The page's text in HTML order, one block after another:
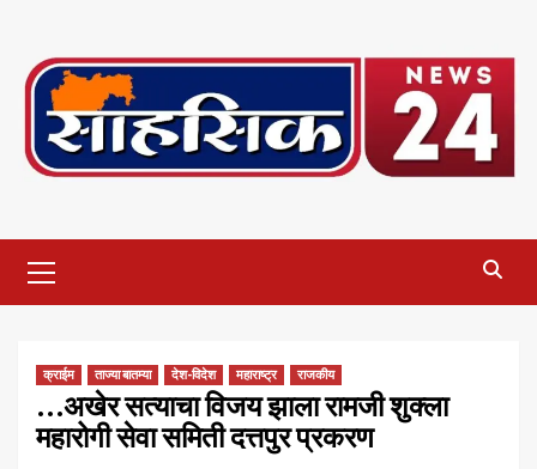
content
Menu
क्राईम ताज्या बातम्या देश-विदेश महाराष्ट्र राजकीय
…अखेर सत्याचा विजय झाला रामजी शुक्ला
महारोगी सेवा समिती दत्तपुर प्रकरण